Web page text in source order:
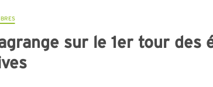
sur le 1er tour des